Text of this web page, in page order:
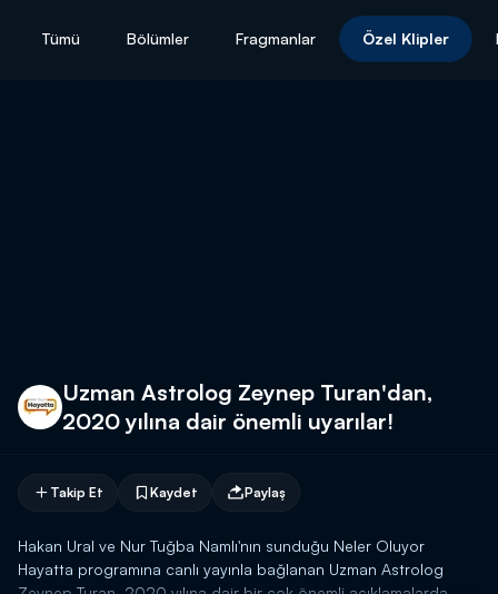
Tümü Bölümler Fragmanlar Özel Klipler
Uzman Astrolog Zeynep Turan'dan,
2020 yılına dair önemli uyarılar!
Takip Et Kaydet Paylaş
Hakan Ural ve Nur Tuğba Namlı'nın sunduğu Neler Oluyor
Hayatta programına canlı yayınla bağlanan Uzman Astrolog